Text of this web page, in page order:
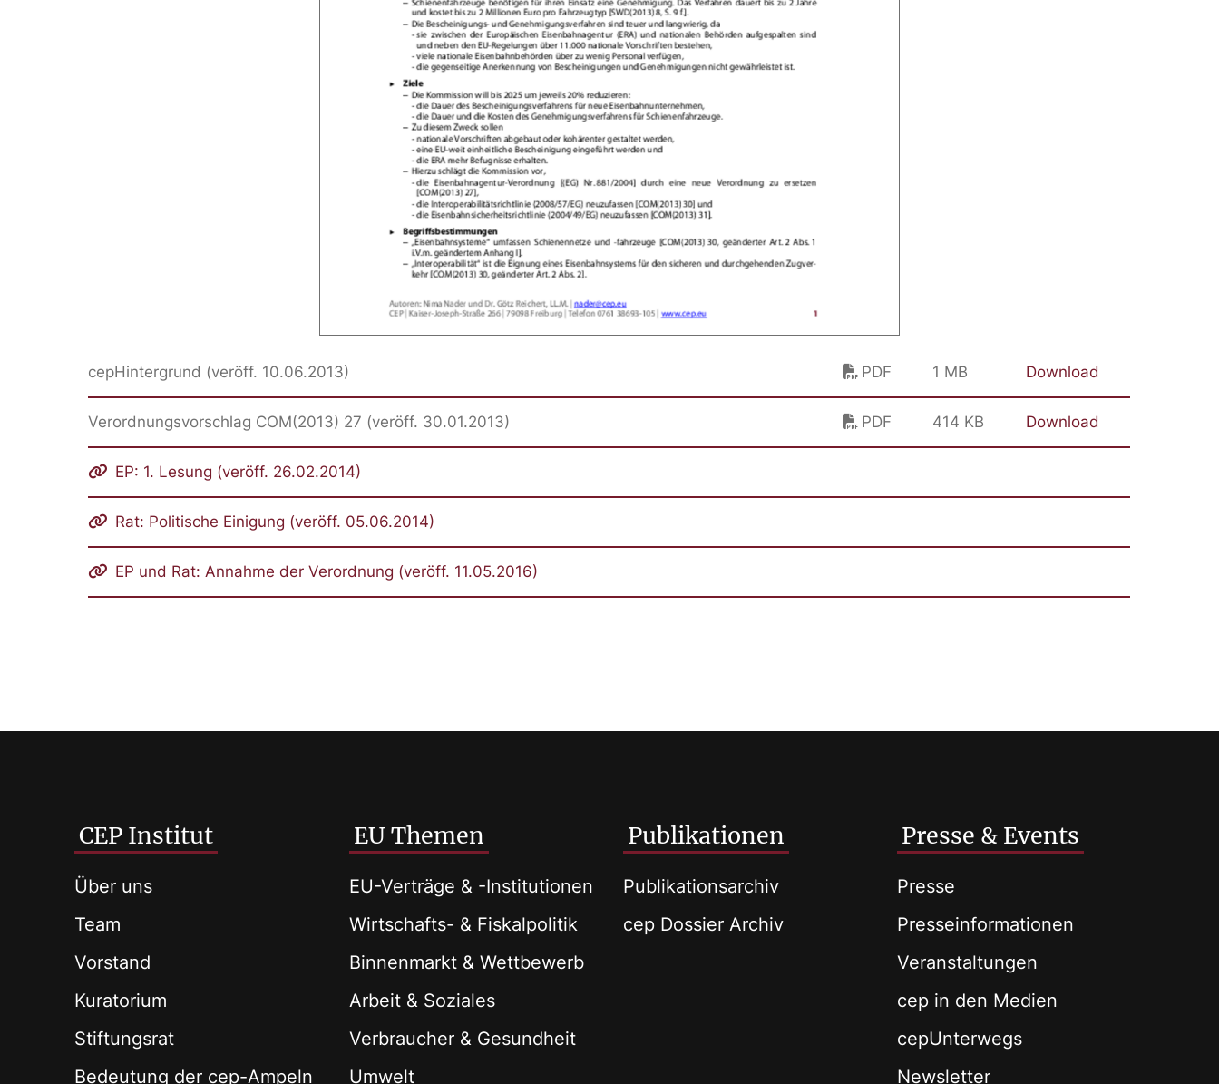
cepHintergrund (veröff. 10.06.2013) PDF 1 MB Download
Verordnungsvorschlag COM(2013) 27 (veröff. 30.01.2013) PDF 414 KB Download
EP: 1. Lesung (veröff. 26.02.2014)
Rat: Politische Einigung (veröff. 05.06.2014)
EP und Rat: Annahme der Verordnung (veröff. 11.05.2016)
CEP Institut
Über uns
Team
Vorstand
Kuratorium
Stiftungsrat
Bedeutung der cep-Ampeln
EU Themen
EU-Verträge & -Institutionen
Wirtschafts- & Fiskalpolitik
Binnenmarkt & Wettbewerb
Arbeit & Soziales
Verbraucher & Gesundheit
Umwelt
Publikationen
Publikationsarchiv
cep Dossier Archiv
Presse & Events
Presse
Presseinformationen
Veranstaltungen
cep in den Medien
cepUnterwegs
Newsletter